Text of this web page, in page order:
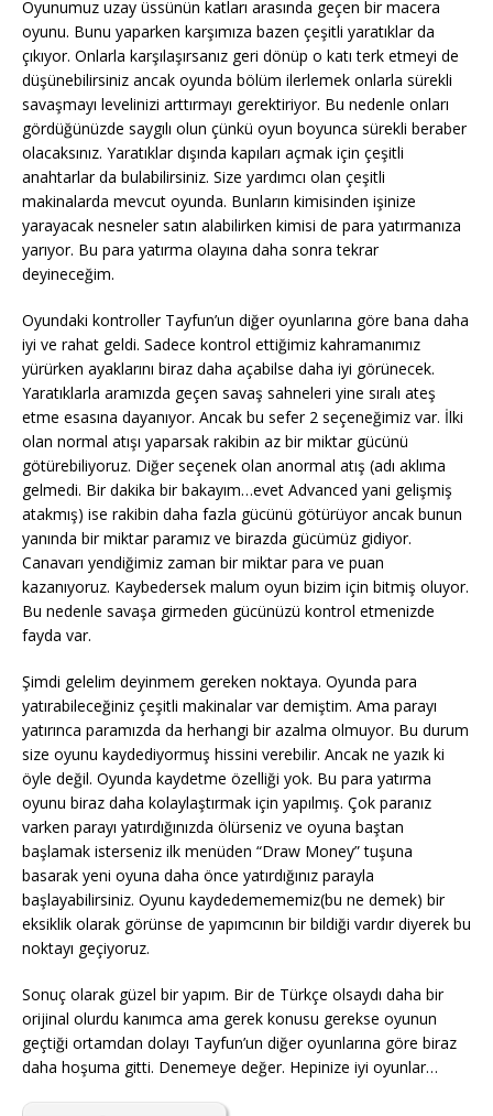
Oyunumuz uzay üssünün katları arasında geçen bir macera
oyunu. Bunu yaparken karşımıza bazen çeşitli yaratıklar da
çıkıyor. Onlarla karşılaşırsanız geri dönüp o katı terk etmeyi de
düşünebilirsiniz ancak oyunda bölüm ilerlemek onlarla sürekli
savaşmayı levelinizi arttırmayı gerektiriyor. Bu nedenle onları
gördüğünüzde saygılı olun çünkü oyun boyunca sürekli beraber
olacaksınız. Yaratıklar dışında kapıları açmak için çeşitli
anahtarlar da bulabilirsiniz. Size yardımcı olan çeşitli
makinalarda mevcut oyunda. Bunların kimisinden işinize
yarayacak nesneler satın alabilirken kimisi de para yatırmanıza
yarıyor. Bu para yatırma olayına daha sonra tekrar
deyineceğim.
Oyundaki kontroller Tayfun’un diğer oyunlarına göre bana daha
iyi ve rahat geldi. Sadece kontrol ettiğimiz kahramanımız
yürürken ayaklarını biraz daha açabilse daha iyi görünecek.
Yaratıklarla aramızda geçen savaş sahneleri yine sıralı ateş
etme esasına dayanıyor. Ancak bu sefer 2 seçeneğimiz var. İlki
olan normal atışı yaparsak rakibin az bir miktar gücünü
götürebiliyoruz. Diğer seçenek olan anormal atış (adı aklıma
gelmedi. Bir dakika bir bakayım…evet Advanced yani gelişmiş
atakmış) ise rakibin daha fazla gücünü götürüyor ancak bunun
yanında bir miktar paramız ve birazda gücümüz gidiyor.
Canavarı yendiğimiz zaman bir miktar para ve puan
kazanıyoruz. Kaybedersek malum oyun bizim için bitmiş oluyor.
Bu nedenle savaşa girmeden gücünüzü kontrol etmenizde
fayda var.
Şimdi gelelim deyinmem gereken noktaya. Oyunda para
yatırabileceğiniz çeşitli makinalar var demiştim. Ama parayı
yatırınca paramızda da herhangi bir azalma olmuyor. Bu durum
size oyunu kaydediyormuş hissini verebilir. Ancak ne yazık ki
öyle değil. Oyunda kaydetme özelliği yok. Bu para yatırma
oyunu biraz daha kolaylaştırmak için yapılmış. Çok paranız
varken parayı yatırdığınızda ölürseniz ve oyuna baştan
başlamak isterseniz ilk menüden “Draw Money” tuşuna
basarak yeni oyuna daha önce yatırdığınız parayla
başlayabilirsiniz. Oyunu kaydedemememiz(bu ne demek) bir
eksiklik olarak görünse de yapımcının bir bildiği vardır diyerek bu
noktayı geçiyoruz.
Sonuç olarak güzel bir yapım. Bir de Türkçe olsaydı daha bir
orijinal olurdu kanımca ama gerek konusu gerekse oyunun
geçtiği ortamdan dolayı Tayfun’un diğer oyunlarına göre biraz
daha hoşuma gitti. Denemeye değer. Hepinize iyi oyunlar…